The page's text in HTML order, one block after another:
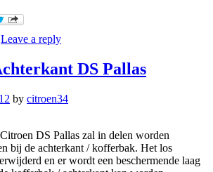
Leave a reply
DS Pallas
by citroen34
DS Pallas zal in delen worden
bij de achterkant / kofferbak. Het los
en er wordt een beschermende laag